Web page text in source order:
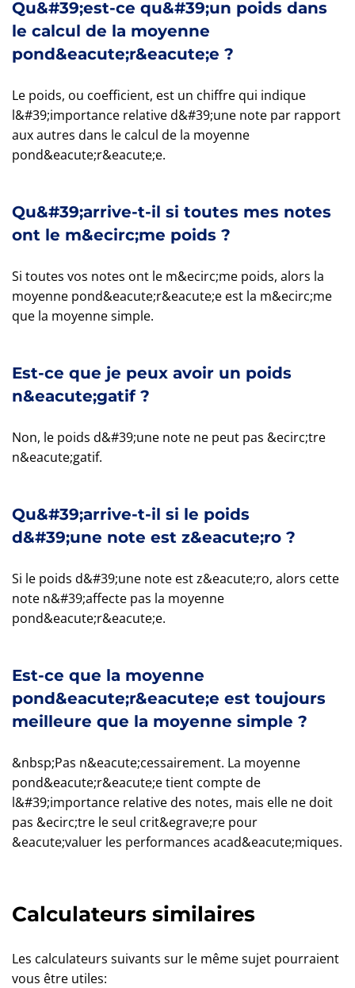
Qu&#39;est-ce qu&#39;un poids dans
le calcul de la moyenne
pond&eacute;r&eacute;e ?
Le poids, ou coefficient, est un chiffre qui indique
l&#39;importance relative d&#39;une note par rapport
aux autres dans le calcul de la moyenne
pond&eacute;r&eacute;e.
Qu&#39;arrive-t-il si toutes mes notes
ont le m&ecirc;me poids ?
Si toutes vos notes ont le m&ecirc;me poids, alors la
moyenne pond&eacute;r&eacute;e est la m&ecirc;me
que la moyenne simple.
Est-ce que je peux avoir un poids
n&eacute;gatif ?
Non, le poids d&#39;une note ne peut pas &ecirc;tre
n&eacute;gatif.
Qu&#39;arrive-t-il si le poids
d&#39;une note est z&eacute;ro ?
Si le poids d&#39;une note est z&eacute;ro, alors cette
note n&#39;affecte pas la moyenne
pond&eacute;r&eacute;e.
Est-ce que la moyenne
pond&eacute;r&eacute;e est toujours
meilleure que la moyenne simple ?
&nbsp;Pas n&eacute;cessairement. La moyenne
pond&eacute;r&eacute;e tient compte de
l&#39;importance relative des notes, mais elle ne doit
pas &ecirc;tre le seul crit&egrave;re pour
&eacute;valuer les performances acad&eacute;miques.
Calculateurs similaires
Les calculateurs suivants sur le même sujet pourraient
vous être utiles: